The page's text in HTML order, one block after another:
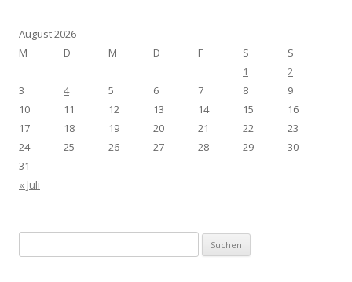
August 2026
M
D M D F S
S
1
2
3
4 5 6 7 8
9
10
11 12 13 14 15
16
17
18 19 20 21 22
23
24
25 26 27 28 29
30
31
« Juli
nach: